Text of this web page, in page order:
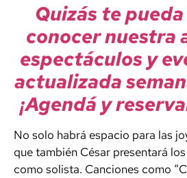
Quizás te
conocer nuestra
espectáculos y
actualizada
¡Agendá y
No solo habrá espacio para las
que también César presentará
como solista. Canciones como